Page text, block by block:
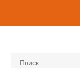
Поиск